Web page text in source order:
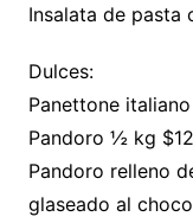
Insalata de pasta
Dulces:
Panettone
Pandoro ½ kg
Pandoro relleno
glaseado al